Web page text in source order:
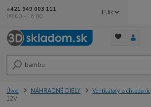
EUR
+421 949 003 111
09:00 - 16:00
Úvod NÁHRADNÉ DIELY Ventilátory a chladenie
12V